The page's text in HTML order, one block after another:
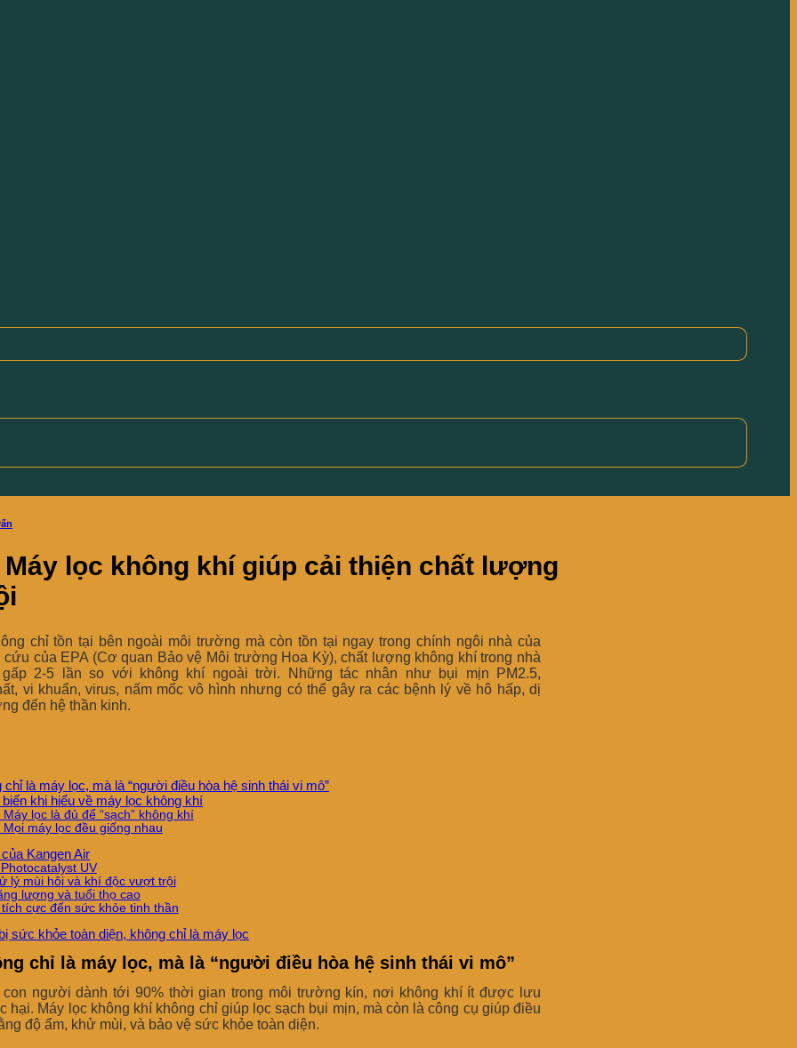
Máy lọc không khí giúp cải thiện chất lượng
chỉ tồn tại bên ngoài môi trường mà còn tồn tại ngay trong chính ngôi nhà của
cứu của EPA (Cơ quan Bảo vệ Môi trường Hoa Kỳ), chất lượng không khí trong nhà
2-5 lần so với không khí ngoài trời. Những tác nhân như bụi mịn PM2.5,
vi khuẩn, virus, nấm mốc vô hình nhưng có thể gây ra các bệnh lý về hô hấp, dị
đến hệ thần kinh.
chỉ là máy lọc, mà là “người điều hòa hệ sinh thái vi mô”
khi hiểu về máy lọc không khí
Máy lọc là đủ để “sạch” không khí
Mọi máy lọc đều giống nhau
Kangen Air
UV
lý mùi hôi và khí độc vượt trội
lượng và tuổi thọ cao
cực đến sức khỏe tinh thần
sức khỏe toàn diện, không chỉ là máy lọc
chỉ là máy lọc, mà là “người điều hòa hệ sinh thái vi mô”
người dành tới 90% thời gian trong môi trường kín, nơi không khí ít được lưu
hại. Máy lọc không khí không chỉ giúp lọc sạch bụi mịn, mà còn là công cụ giúp điều
độ ẩm, khử mùi, và bảo vệ sức khỏe toàn diện.